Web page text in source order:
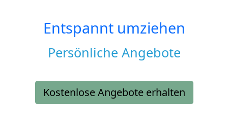
Entspannt umziehen
Persönliche Angebote
Kostenlose Angebote erhalten